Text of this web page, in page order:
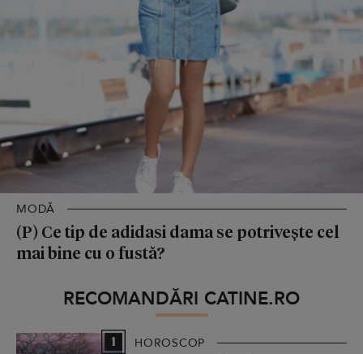
MODĂ
(P) Ce tip de adidasi dama se potrivește cel
mai bine cu o fustă?
RECOMANDĂRI CATINE.RO
1 HOROSCOP